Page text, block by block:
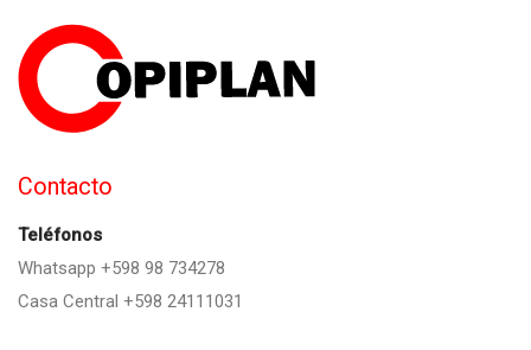
Contacto
Teléfonos
Whatsapp +598 98 734278
Casa Central +598 24111031